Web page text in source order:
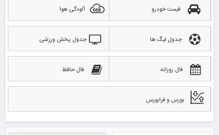
قیمت خودرو آلودگی هوا
جدول لیگ ها جدول پخش ورزشی
فال روزانه فال حافظ
بورس و فرابورس